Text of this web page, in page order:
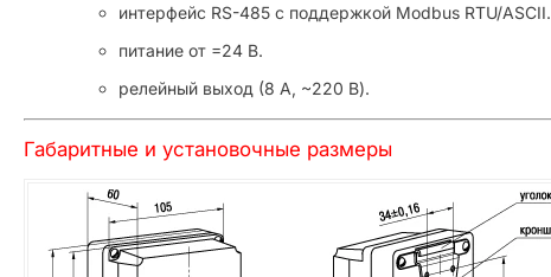
интерфейс RS-485 с поддержкой Modbus RTU/ASCII.
питание от =24 В.
релейный выход (8 А, ~220 В).
Габаритные и установочные размеры